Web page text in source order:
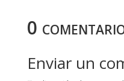
0
Enviar un